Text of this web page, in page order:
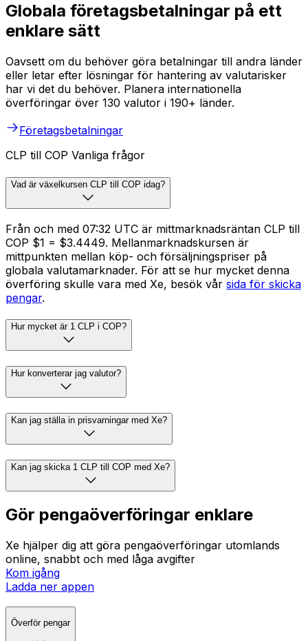
Globala företagsbetalningar på ett
enklare sätt
Oavsett om du behöver göra betalningar till andra länder
eller letar efter lösningar för hantering av valutarisker
har vi det du behöver. Planera internationella
överföringar över 130 valutor i 190+ länder.
Företagsbetalningar
CLP till COP Vanliga frågor
Vad är växelkursen CLP till COP idag?
Från och med 07:32 UTC är mittmarknadsräntan CLP till
COP $1 = $3.4449. Mellanmarknadskursen är
mittpunkten mellan köp- och försäljningspriser på
globala valutamarknader. För att se hur mycket denna
överföring skulle vara med Xe, besök vår sida för skicka
pengar.
Hur mycket är 1 CLP i COP?
Hur konverterar jag valutor?
Kan jag ställa in prisvarningar med Xe?
Kan jag skicka 1 CLP till COP med Xe?
Gör pengaöverföringar enklare
Xe hjälper dig att göra pengaöverföringar utomlands
online, snabbt och med låga avgifter
Kom igång
Ladda ner appen
Överför pengar